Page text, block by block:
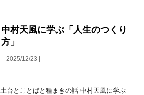
中村天風に学ぶ「人生のつくり
方」
2025/12/23 |
土台とことばと種まきの話 中村天風に学ぶ